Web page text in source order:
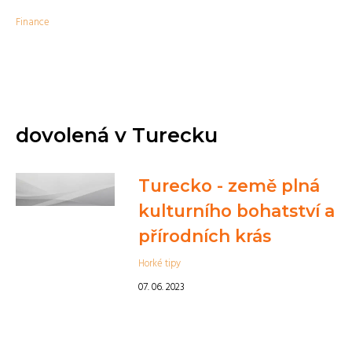
Finance
dovolená v Turecku
Turecko - země plná
kulturního bohatství a
přírodních krás
Horké tipy
07. 06. 2023